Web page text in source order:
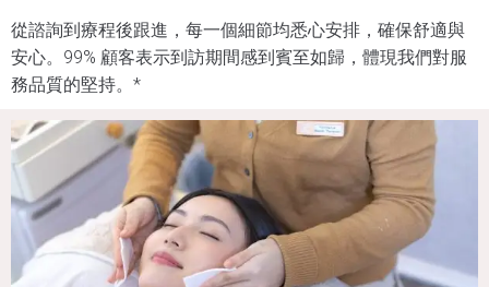
從諮詢到療程後跟進，每一個細節均悉心安排，確保舒適與
安心。99% 顧客表示到訪期間感到賓至如歸，體現我們對服
務品質的堅持。*